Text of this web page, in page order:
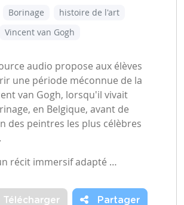
Borinage
histoire de l'art
Vincent van Gogh
audio propose aux élèves
une période méconnue de la
van Gogh, lorsqu'il vivait
en Belgique, avant de
des peintres les plus célèbres
récit immersif adapté …
Télécharger Partager